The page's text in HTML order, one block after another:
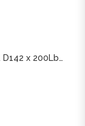
Válvula Check Swing Bronce Crane Mod. D142 x 200Lbs PN32 de 1/2 – 4″